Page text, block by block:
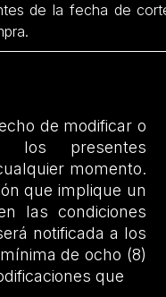
de la fecha de
de modificar o
los presentes
momento.
que implique un
las condiciones
notificada a los
de ocho (8)
que